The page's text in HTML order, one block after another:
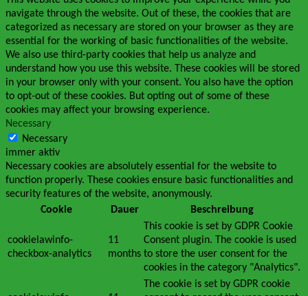
navigate through the website. Out of these, the cookies that are
categorized as necessary are stored on your browser as they are
essential for the working of basic functionalities of the website.
We also use third-party cookies that help us analyze and
understand how you use this website. These cookies will be stored
in your browser only with your consent. You also have the option
to opt-out of these cookies. But opting out of some of these
cookies may affect your browsing experience.
Necessary
Necessary
immer aktiv
Necessary cookies are absolutely essential for the website to
function properly. These cookies ensure basic functionalities and
security features of the website, anonymously.
Cookie
Dauer Beschreibung
cookielawinfo-
checkbox-analytics
11
months
This cookie is set by GDPR Cookie
Consent plugin. The cookie is used
to store the user consent for the
cookies in the category "Analytics".
The cookie is set by GDPR cookie